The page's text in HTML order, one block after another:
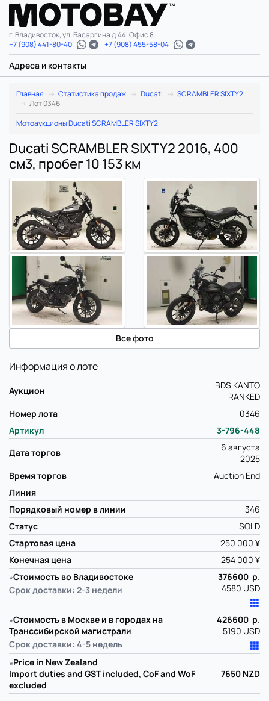
г. Владивосток, ул. Басаргина д.44. Офис 8.
+7 (908) 441-80-40
+7 (908) 455-58-04
Адреса и контакты
Главная Статистика продаж Ducati
SCRAMBLER SIXTY2
Лот 0346
Мотоаукционы Ducati SCRAMBLER SIXTY2
Ducati SCRAMBLER SIXTY2 2016, 400
см3, пробег 10 153 км
Все фото
Информация о лоте
Аукцион
BDS KANTO
RANKED
Номер лота
0346
Артикул
3-796-448
Дата торгов
6 августа
2025
Время торгов
Auction End
Линия
Порядковый номер в линии
346
Статус
SOLD
Стартовая цена
250 000 ¥
Конечная цена
254 000 ¥
∗Стоимость во Владивостоке
Срок доставки: 2-3 недели
376600 р.
4580 USD
∗Стоимость в Москве и в городах на
Транссибирской магистрали
Срок доставки: 4-5 недель
426600 р.
5190 USD
∗Price in New Zealand
Import duties and GST included, CoF and WoF
excluded
7650 NZD